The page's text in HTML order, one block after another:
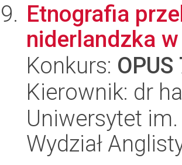
Etnografia
niderlandzka
Konkurs: OPUS
Kierownik: dr
Uniwersytet
Wydział